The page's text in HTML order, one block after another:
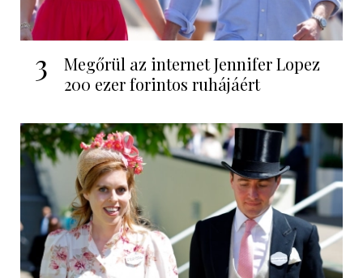
3
Megőrül az internet Jennifer Lopez
200 ezer forintos ruhájáért